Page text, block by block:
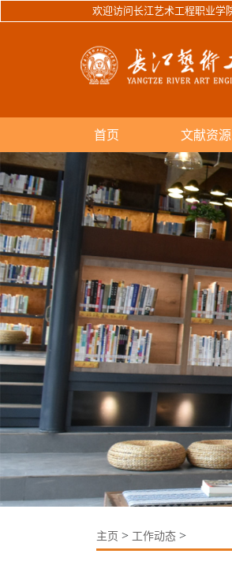
欢迎访问长江艺术工程职业学
首页 文献资源
主页 > 工作动态 >